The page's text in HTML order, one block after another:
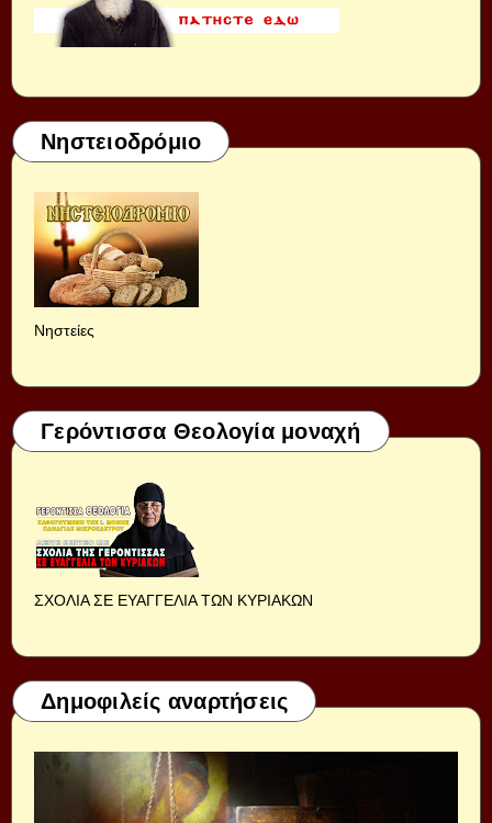
Νηστειοδρόμιο
Νηστείες
Γερόντισσα Θεολογία μοναχή
ΣΧΟΛΙΑ ΣΕ ΕΥΑΓΓΕΛΙΑ ΤΩΝ ΚΥΡΙΑΚΩΝ
Δημοφιλείς αναρτήσεις